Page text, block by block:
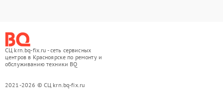
СЦ krn.bq-fix.ru - сеть сервисных
центров в Красноярске по ремонту и
обслуживанию техники BQ
2021-2026 © СЦ krn.bq-fix.ru